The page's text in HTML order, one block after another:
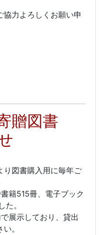
協力よろしくお願い申
贈図書
り図書購入用に毎年ご
籍515冊、電子ブック
。
展示しており、貸出
。